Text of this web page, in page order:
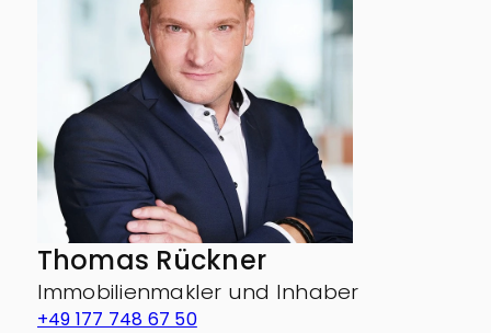
Thomas Rückner
Immobilienmakler und Inhaber
+49 177 748 67 50